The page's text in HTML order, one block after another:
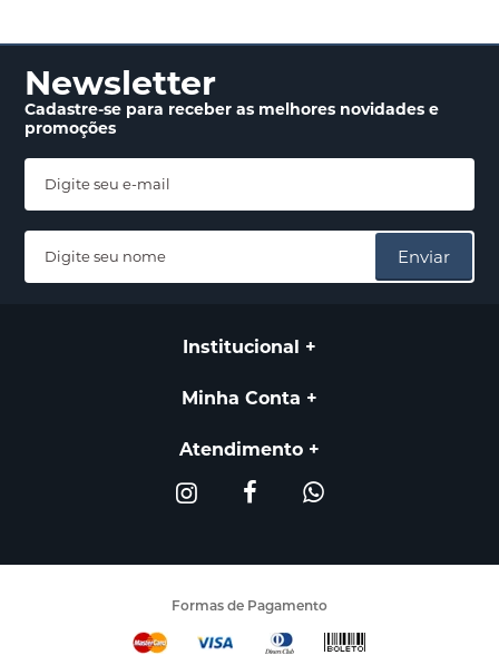
Newsletter
Cadastre-se para receberas melhores novidadese
promoções
Enviar
Institucional
Minha Conta
Atendimento
Formas de Pagamento